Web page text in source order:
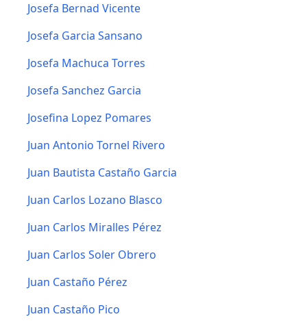
Josefa Bernad Vicente
Josefa Garcia Sansano
Josefa Machuca Torres
Josefa Sanchez Garcia
Josefina Lopez Pomares
Juan Antonio Tornel Rivero
Juan Bautista Castaño Garcia
Juan Carlos Lozano Blasco
Juan Carlos Miralles Pérez
Juan Carlos Soler Obrero
Juan Castaño Pérez
Juan Castaño Pico